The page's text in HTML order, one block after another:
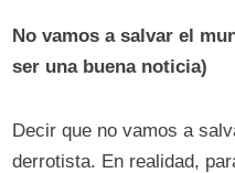
No vamos a salvar el
ser una buena noticia)
Decir que no vamos a
derrotista. En realidad,